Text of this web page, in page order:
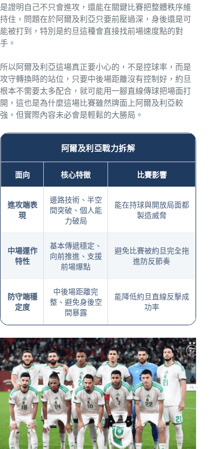
是證明自己不只會進攻，還能在關鍵比賽把整體秩序維
持住，問題在於阿爾及利亞只要前壓過深，身後還是可
能被打到，特別是約旦這種會直接找前場速度點的對
手。
所以阿爾及利亞這場真正要小心的，不是控球率，而是
攻守轉換時的站位，只要中後場距離沒有控制好，約旦
根本不需要太多配合，就可能用一腳直線傳球把場面打
開，這也是為什麼這場比賽雖然牌面上阿爾及利亞較
強，但實際內容未必會是輕鬆的大勝局。
阿爾及利亞戰力拆解
面向 核心特徵 比賽影響
進攻端表
現
邊路技術、半空
間突破、個人能
力破局
能在持球與開放局面都
製造威脅
中場運作
特性
基本傳遞穩定、
向前推進、支援
前場爆點
避免比賽被約旦完全拖
進防反節奏
防守端穩
定度
中後場距離完
整、避免身後空
間暴露
能降低約旦直線反擊成
功率